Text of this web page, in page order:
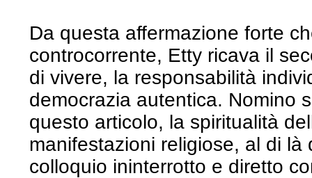
Da questa affermazione forte
controcorrente, Etty ricava il
di vivere, la responsabilità
democrazia autentica. Nomino
questo articolo, la spiritualità
manifestazioni religiose, al di
colloquio ininterrotto e diretto